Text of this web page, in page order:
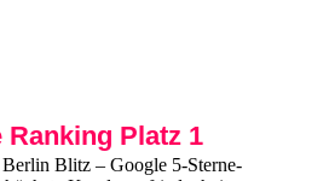
Ranking Platz 1